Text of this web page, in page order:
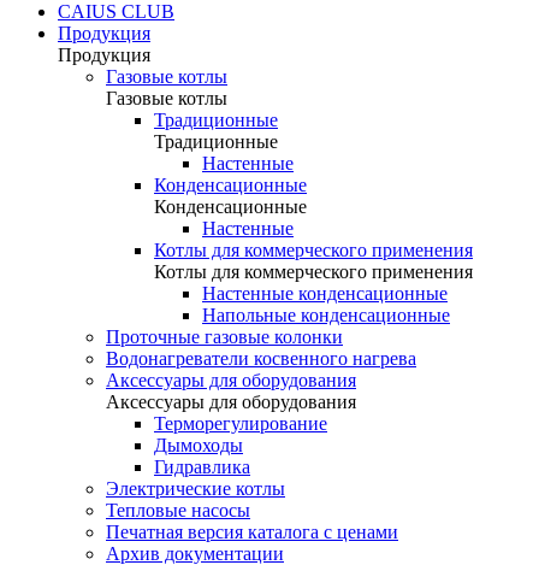
CAIUS CLUB
Продукция
Продукция
Газовые котлы
Газовые котлы
Традиционные
Традиционные
Настенные
Конденсационные
Конденсационные
Настенные
Котлы для коммерческого применения
Котлы для коммерческого применения
Настенные конденсационные
Напольные конденсационные
Проточные газовые колонки
Водонагреватели косвенного нагрева
Аксессуары для оборудования
Аксессуары для оборудования
Терморегулирование
Дымоходы
Гидравлика
Электрические котлы
Тепловые насосы
Печатная версия каталога с ценами
Архив документации